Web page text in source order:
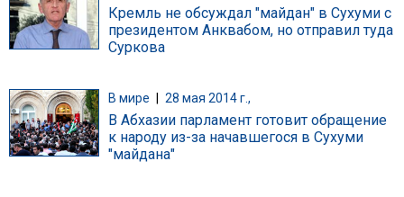
Кремль не обсуждал "майдан" в Сухуми с
президентом Анквабом, но отправил туда
Суркова
В мире 28 мая 2014 г.,
В Абхазии парламент готовит обращение
к народу из-за начавшегося в Сухуми
"майдана"